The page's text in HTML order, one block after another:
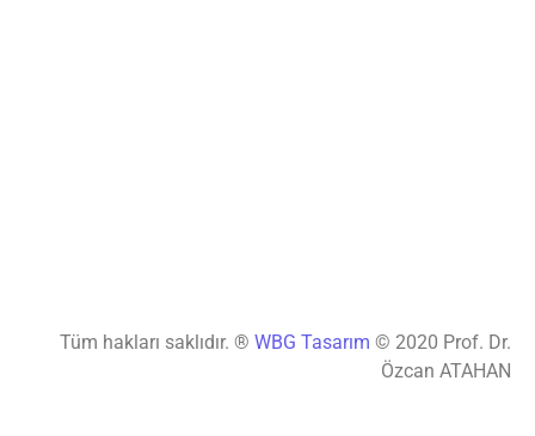
Tüm hakları saklıdır. ® WBG Tasarım © 2020 Prof. Dr.
Özcan ATAHAN